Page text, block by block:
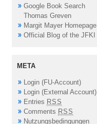
Google Book Search
Thomas Greven
Margit Mayer Homepage
Official Blog of the JFKI
META
Login (FU-Account)
Login (External Account)
Entries RSS
Comments RSS
Nutzungsbedingungen